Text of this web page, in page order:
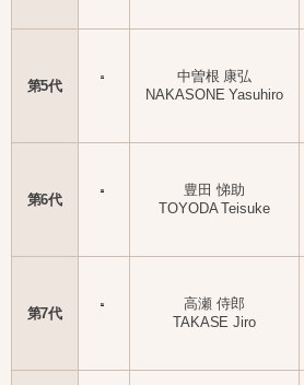
第5代
中曽根 康弘
NAKASONE Yasuhiro
第6代
豊田 悌助
TOYODA Teisuke
第7代
高瀬 侍郎
TAKASE Jiro